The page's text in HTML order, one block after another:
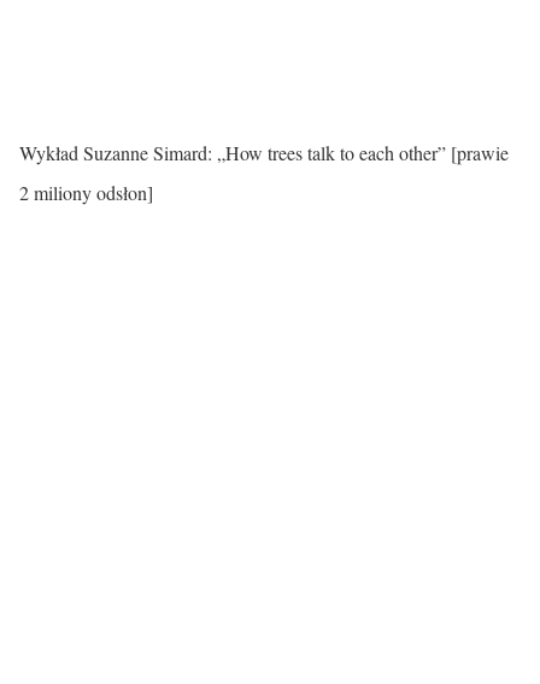
Wykład Suzanne Simard: „How trees talk to each other” [prawie
2 miliony odsłon]